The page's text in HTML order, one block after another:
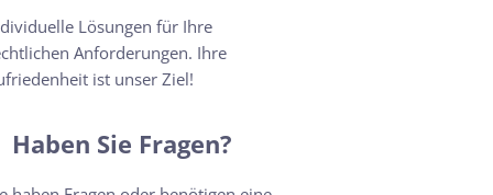
Lösungen für Ihre
Anforderungen. Ihre
ist unser Ziel!
Haben Sie Fragen?